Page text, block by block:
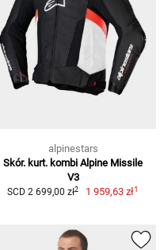
alpinestars
Skór. kurt. kombi Alpine Missile
V3
SCD 2 699,00 zł2 1 959,63 zł1